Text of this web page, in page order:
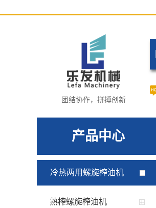
团结协作，拼搏创新
产品中心
冷热两用螺旋榨油机
熟榨螺旋榨油机